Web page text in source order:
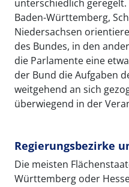
unterschiedlich
Baden-Württemberg,
Niedersachsen
des Bundes, in den
die Parlamente eine
der Bund die Aufgaben
weitgehend an sich
überwiegend in der
Regierungsbezirke
Die meisten
Württemberg oder